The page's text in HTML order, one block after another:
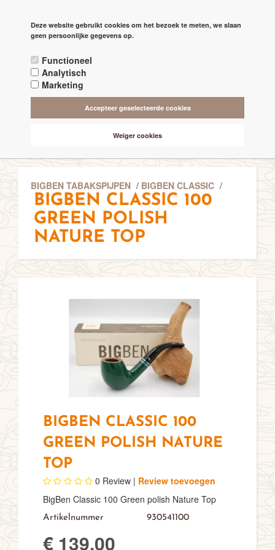
check RECHTSTREEKS VAN DE 'MAKERS'
check
check ONLINE VEILIG & SNEL BETALEN
BIGBEN TABAKSPIJPEN / BIGBEN CLASSIC /
BIGBEN CLASSIC 100
GREEN POLISH
NATURE TOP
BIGBEN CLASSIC 100
GREEN POLISH NATURE
TOP
0 Review | Review toevoegen
BigBen Classic 100 Green polish Nature Top
Artikelnummer 930541100
€ 139,00
Deze website gebruikt cookies om het bezoek te meten, we slaan
geen persoonlijke gegevens op.
Functioneel
Analytisch
Marketing
Accepteer geselecteerde cookies
Weiger cookies